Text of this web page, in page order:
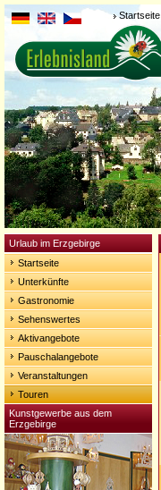
Startseite
Urlaub im Erzgebirge
Startseite
Unterkünfte
Gastronomie
Sehenswertes
Aktivangebote
Pauschalangebote
Veranstaltungen
Touren
Kunstgewerbe aus dem
Erzgebirge